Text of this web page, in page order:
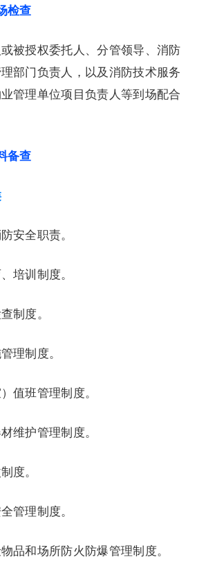
检查
被授权委托人、分管领导、消防
部门负责人，以及消防技术服务
管理单位项目负责人等到场配合
备查
安全职责。
培训制度。
制度。
理制度。
值班管理制度。
维护管理制度。
度。
管理制度。
品和场所防火防爆管理制度。